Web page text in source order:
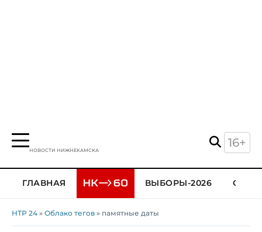
НОВОСТИ НИЖНЕКАМСКА
16+
ГЛАВНАЯ ВЫБОРЫ-2026
НТР 24 » Облако тегов » памятные даты